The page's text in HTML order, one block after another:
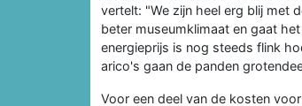
vertelt: "We zijn heel erg blij met
beter museumklimaat en gaat
energieprijs is nog steeds flink
arico's gaan de panden
Voor een deel van de kosten